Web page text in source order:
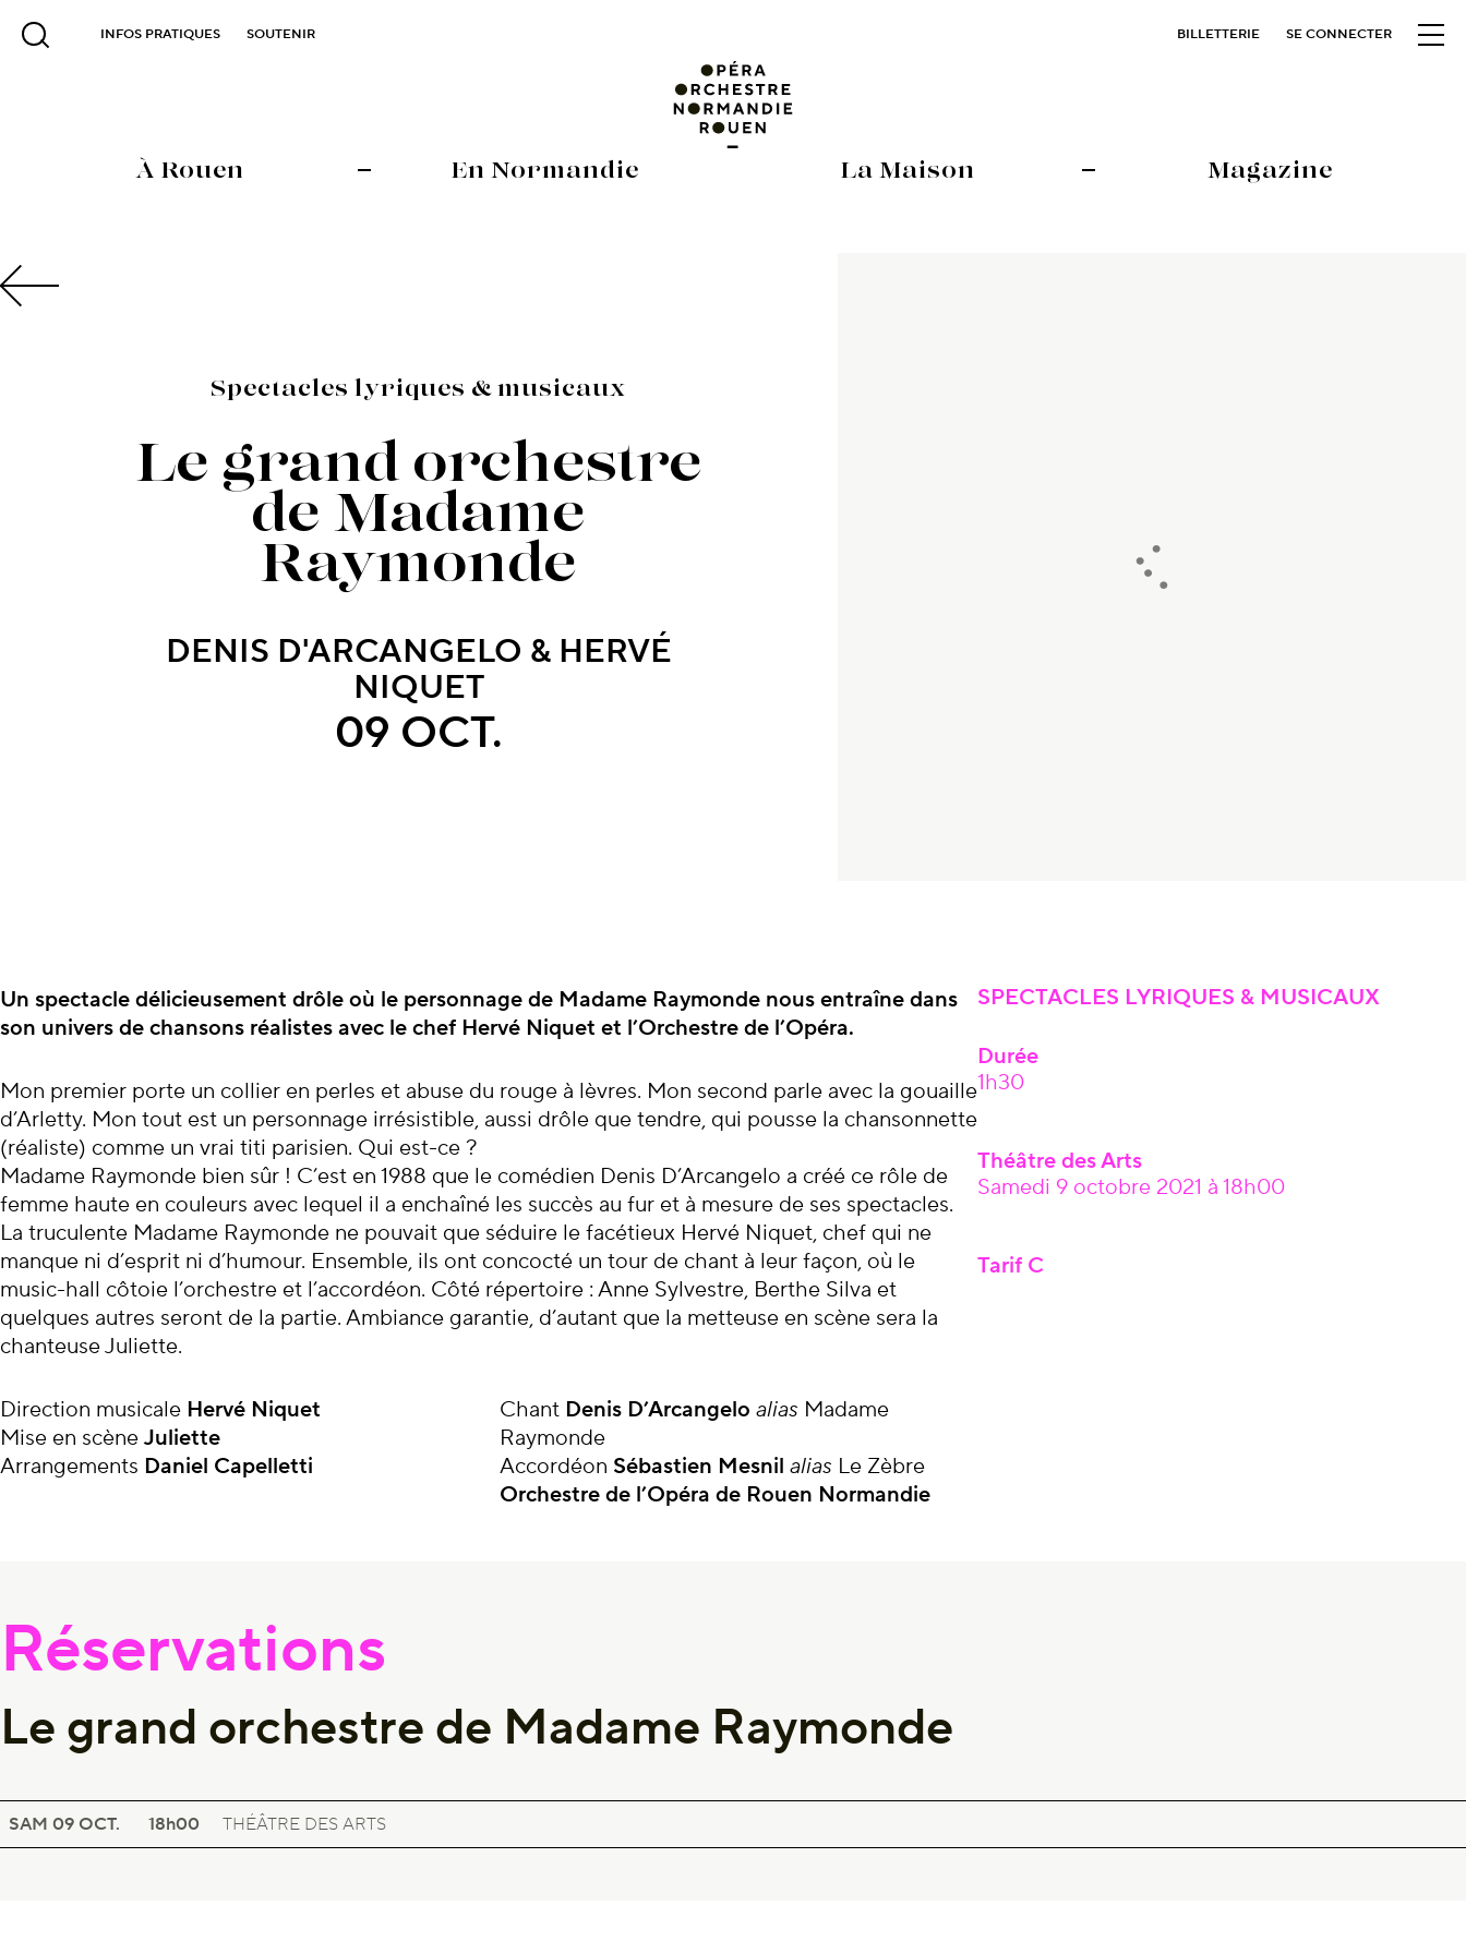
INFOS PRATIQUES SOUTENIR BILLETTERIE SE CONNECTER
À Rouen En Normandie La Maison Magazine
Spectacles lyriques & musicaux
Le grand orchestre
de Madame
Raymonde
DENIS D'ARCANGELO & HERVÉ
NIQUET
09 OCT.
À propos du concert
Un spectacle délicieusement drôleoù le personnage de Madame Raymonde nous entraîne dans
son univers de chansons réalistes avec le chef Hervé Niquet et l’Orchestrede l’Opéra.
Mon premier porte un collier en perles et abuse du rouge à lèvres. Mon second parle avec la gouaille
d’Arletty. Mon tout est un personnage irrésistible, aussi drôle que tendre, qui pousse la chansonnette
(réaliste) comme un vrai titi parisien. Qui est-ce ?
Madame Raymonde bien sûr ! C’est en 1988 que le comédien Denis D’Arcangelo a créé ce rôle de
femme haute en couleurs avec lequel il a enchaîné les succès au fur et à mesure de ses spectacles.
La truculente Madame Raymonde ne pouvait que séduire le facétieux Hervé Niquet, chef qui ne
manque ni d’esprit ni d’humour. Ensemble, ils ont concocté un tour de chant à leur façon, où le
music-hall côtoie l’orchestre et l’accordéon. Côté répertoire : Anne Sylvestre, Berthe Silva et
quelques autres seront de la partie. Ambiance garantie, d’autant que la metteuse en scène sera la
chanteuse Juliette.
Direction musicale Hervé Niquet
Mise en scèneJuliette
Arrangements Daniel Capelletti
Chant Denis D’Arcangelo alias Madame
Raymonde
Accordéon Sébastien Mesnil alias Le Zèbre
Orchestre de l’Opéra de Rouen Normandie
SPECTACLES LYRIQUES & MUSICAUX
Durée
1h30
Théâtre des Arts
Samedi 9 octobre 2021 à 18h00
Tarif C
Réservations
Le grand orchestre de Madame Raymonde
SAM 09 OCT. 18h00
LE GRAND ORCHESTRE DE MADAME RAYMONDE
SPECTACLES LYRIQUES & MUSICAUX
THÉÂTRE DES ARTS